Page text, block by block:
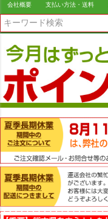
会社概要 支払い方法・送料